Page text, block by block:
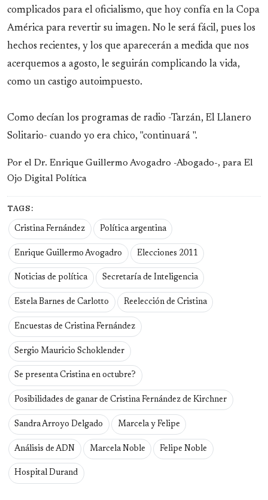
complicados para el oficialismo, que hoy confía en la Copa
América para revertir su imagen. No le será fácil, pues los
hechos recientes, y los que aparecerán a medida que nos
acerquemos a agosto, le seguirán complicando la vida,
como un castigo autoimpuesto.
Como decían los programas de radio -Tarzán, El Llanero
Solitario- cuando yo era chico, "continuará ".
Por el Dr. Enrique Guillermo Avogadro -Abogado-, para El
Ojo Digital Política
TAGS:
Cristina Fernández Política argentina
Enrique Guillermo Avogadro Elecciones 2011
Noticias de política Secretaría de Inteligencia
Estela Barnes de Carlotto Reelección de Cristina
Encuestas de Cristina Fernández
Sergio Mauricio Schoklender
Se presenta Cristina en octubre?
Posibilidades de ganar de Cristina Fernández de Kirchner
Sandra Arroyo Delgado Marcela y Felipe
Análisis de ADN Marcela Noble Felipe Noble
Hospital Durand